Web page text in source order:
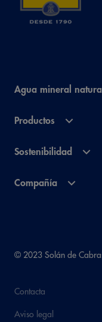
Agua mineral natural
Productos
Sostenibilidad
Compañía
© 2023 Solán de
Contacta
Aviso legal